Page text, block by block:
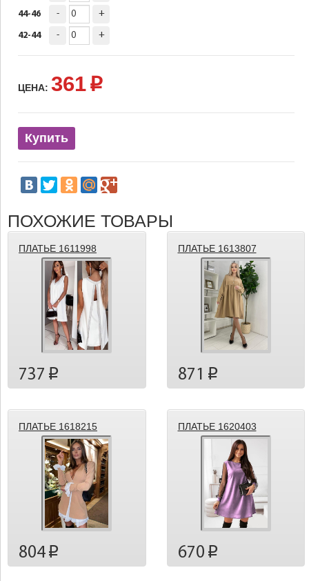
44-46 - +
42-44 - +
ЦЕНА: 361 p
Купить
ПОХОЖИЕ ТОВАРЫ
ПЛАТЬЕ 1611998
737 p
ПЛАТЬЕ 1613807
871 p
ПЛАТЬЕ 1618215
804 p
ПЛАТЬЕ 1620403
670 p